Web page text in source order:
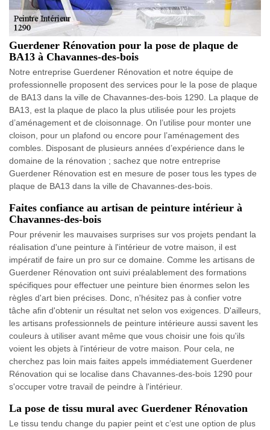
Guerdener Rénovation pour la pose de plaque de
BA13 à Chavannes-des-bois
Notre entreprise Guerdener Rénovation et notre équipe de
professionnelle proposent des services pour le la pose de plaque
de BA13 dans la ville de Chavannes-des-bois 1290. La plaque de
BA13, est la plaque de placo la plus utilisée pour les projets
d’aménagement et de cloisonnage. On l’utilise pour monter une
cloison, pour un plafond ou encore pour l’aménagement des
combles. Disposant de plusieurs années d’expérience dans le
domaine de la rénovation ; sachez que notre entreprise
Guerdener Rénovation est en mesure de poser tous les types de
plaque de BA13 dans la ville de Chavannes-des-bois.
Faites confiance au artisan de peinture intérieur à
Chavannes-des-bois
Pour prévenir les mauvaises surprises sur vos projets pendant la
réalisation d'une peinture à l'intérieur de votre maison, il est
impératif de faire un pro sur ce domaine. Comme les artisans de
Guerdener Rénovation ont suivi préalablement des formations
spécifiques pour effectuer une peinture bien énormes selon les
règles d'art bien précises. Donc, n'hésitez pas à confier votre
tâche afin d'obtenir un résultat net selon vos exigences. D'ailleurs,
les artisans professionnels de peinture intérieure aussi savent les
couleurs à utiliser avant même que vous choisir une fois qu'ils
voient les objets à l'intérieur de votre maison. Pour cela, ne
cherchez pas loin mais faites appels immédiatement Guerdener
Rénovation qui se localise dans Chavannes-des-bois 1290 pour
s'occuper votre travail de peindre à l'intérieur.
La pose de tissu mural avec Guerdener Rénovation
Le tissu tendu change du papier peint et c’est une option de plus